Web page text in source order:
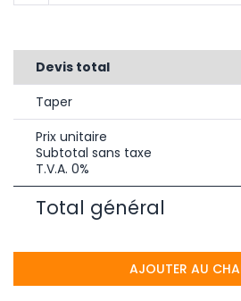
Devis total
Taper
Prix unitaire
Subtotal sans taxe
T.V.A. 0%
Total général
AJOUTER AU